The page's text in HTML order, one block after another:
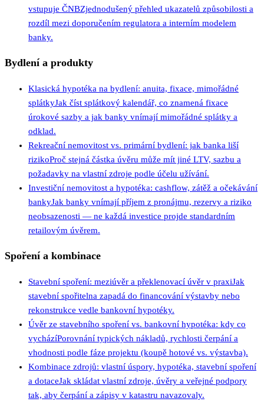
vstupuje ČNBZjednodušený přehled ukazatelů způsobilosti a
rozdíl mezi doporučením regulatora a interním modelem
banky.
Bydlení a produkty
Klasická hypotéka na bydlení: anuita, fixace, mimořádné
splátkyJak číst splátkový kalendář, co znamená fixace
úrokové sazby a jak banky vnímají mimořádné splátky a
odklad.
Rekreační nemovitost vs. primární bydlení: jak banka liší
rizikoProč stejná částka úvěru může mít jiné LTV, sazbu a
požadavky na vlastní zdroje podle účelu užívání.
Investiční nemovitost a hypotéka: cashflow, zátěž a očekávání
bankyJak banky vnímají příjem z pronájmu, rezervy a riziko
neobsazenosti — ne každá investice projde standardním
retailovým úvěrem.
Spoření a kombinace
Stavební spoření: meziúvěr a překlenovací úvěr v praxiJak
stavební spořitelna zapadá do financování výstavby nebo
rekonstrukce vedle bankovní hypotéky.
Úvěr ze stavebního spoření vs. bankovní hypotéka: kdy co
vycházíPorovnání typických nákladů, rychlosti čerpání a
vhodnosti podle fáze projektu (koupě hotové vs. výstavba).
Kombinace zdrojů: vlastní úspory, hypotéka, stavební spoření
a dotaceJak skládat vlastní zdroje, úvěry a veřejné podpory
tak, aby čerpání a zápisy v katastru navazovaly.